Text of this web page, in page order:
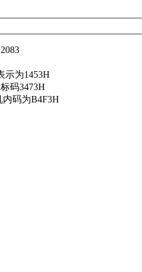
示为1453H
码3473H
内码为B4F3H